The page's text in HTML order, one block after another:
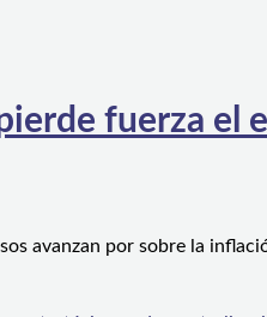
fuerza el
avanzan por sobre la